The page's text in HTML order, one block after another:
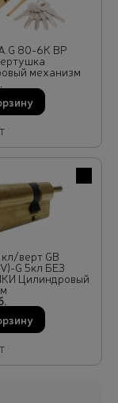
80-6К ВР
механизм
В
верт GB
G 5кл БЕЗ
Цилиндровый